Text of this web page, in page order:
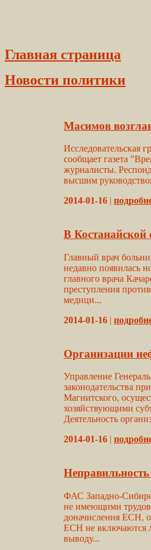
Главная страница
Новости политики
Масимов
Исследовательская
сообщает газета
журналисты.
высшим
2014-01-16 |
В Костанайской
Главный врач
недавно появилась
главного врача
преступления
медици...
2014-01-16 |
Организации
Управление
законодательства
Магнитского,
хозяйствующими
Деятельность
2014-01-16 |
Неправильность
ФАС Западно-
не имеющими
доначисления ЕСН,
ЕСН не включаются
выводу...